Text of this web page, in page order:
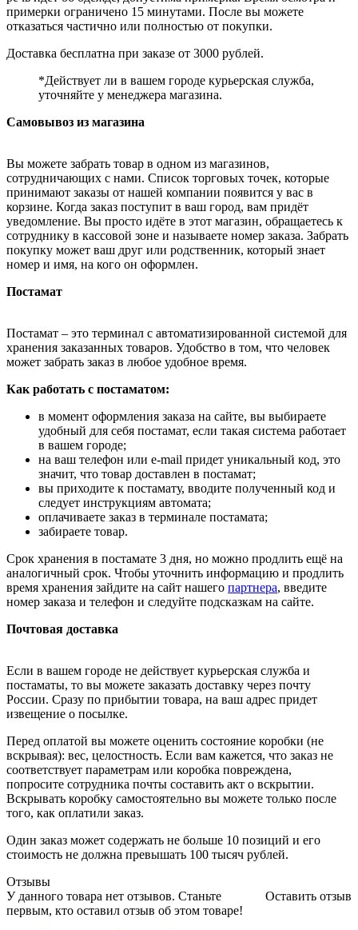
примерки ограничено 15 минутами. После вы можете
отказаться частично или полностью от покупки.
Доставка бесплатна при заказе от 3000 рублей.
*Действует ли в вашем городе курьерская служба,
уточняйте у менеджера магазина.
Самовывоз из магазина
Вы можете забрать товар в одном из магазинов,
сотрудничающих с нами. Список торговых точек, которые
принимают заказы от нашей компании появится у вас в
корзине. Когда заказ поступит в ваш город, вам придёт
уведомление. Вы просто идёте в этот магазин, обращаетесь к
сотруднику в кассовой зоне и называете номер заказа. Забрать
покупку может ваш друг или родственник, который знает
номер и имя, на кого он оформлен.
Постамат
Постамат – это терминал с автоматизированной системой для
хранения заказанных товаров. Удобство в том, что человек
может забрать заказ в любое удобное время.
Как работать с постаматом:
в момент оформления заказа на сайте, вы выбираете
удобный для себя постамат, если такая система работает
в вашем городе;
на ваш телефон или e-mail придет уникальный код, это
значит, что товар доставлен в постамат;
вы приходите к постамату, вводите полученный код и
следует инструкциям автомата;
оплачиваете заказ в терминале постамата;
забираете товар.
Срок хранения в постамате 3 дня, но можно продлить ещё на
аналогичный срок. Чтобы уточнить информацию и продлить
время хранения зайдите на сайт нашего партнера, введите
номер заказа и телефон и следуйте подсказкам на сайте.
Почтовая доставка
Если в вашем городе не действует курьерская служба и
постаматы, то вы можете заказать доставку через почту
России. Сразу по прибытии товара, на ваш адрес придет
извещение о посылке.
Перед оплатой вы можете оценить состояние коробки (не
вскрывая): вес, целостность. Если вам кажется, что заказ не
соответствует параметрам или коробка повреждена,
попросите сотрудника почты составить акт о вскрытии.
Вскрывать коробку самостоятельно вы можете только после
того, как оплатили заказ.
Один заказ может содержать не больше 10 позиций и его
стоимость не должна превышать 100 тысяч рублей.
Отзывы
Оставить отзыв
У данного товара нет отзывов. Станьте
первым, кто оставил отзыв об этом товаре!